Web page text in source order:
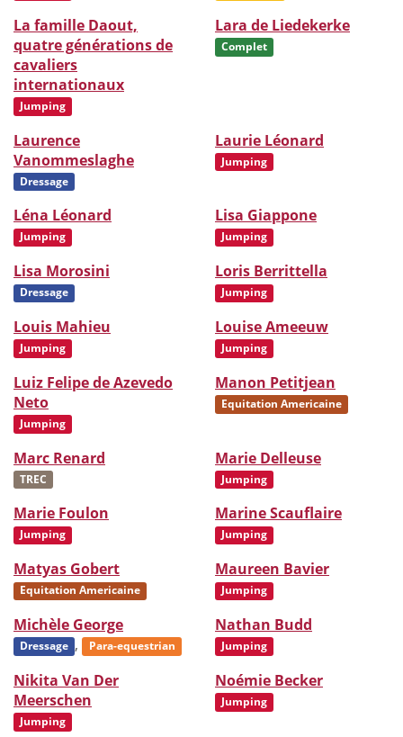
La famille Daout,
quatre générations de
cavaliers
internationaux
Jumping
Lara de Liedekerke
Complet
Laurence
Vanommeslaghe
Dressage
Laurie Léonard
Jumping
Léna Léonard
Jumping
Lisa Giappone
Jumping
Lisa Morosini
Dressage
Loris Berrittella
Jumping
Louis Mahieu
Jumping
Louise Ameeuw
Jumping
Luiz Felipe de Azevedo
Neto
Jumping
Manon Petitjean
Equitation Americaine
Marc Renard
TREC
Marie Delleuse
Jumping
Marie Foulon
Jumping
Marine Scauflaire
Jumping
Matyas Gobert
Equitation Americaine
Maureen Bavier
Jumping
Michèle George
Dressage , Para-equestrian
Nathan Budd
Jumping
Nikita Van Der
Meerschen
Jumping
Noémie Becker
Jumping